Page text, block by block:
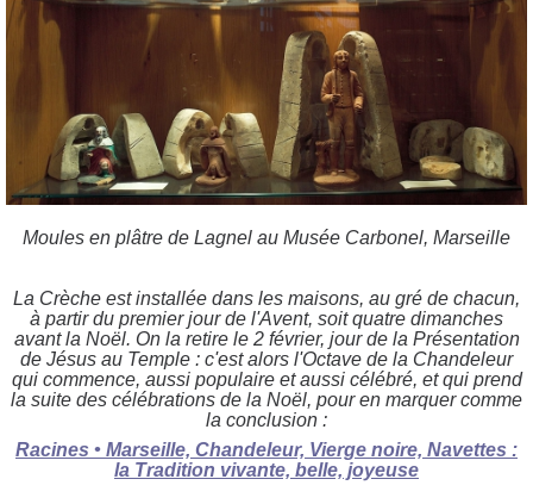
Moules en plâtre de Lagnel au Musée Carbonel, Marseille
La Crèche est installée dans les maisons, au gré de chacun,
à partir du premier jour de l'Avent, soit quatre dimanches
avant la Noël. On la retire le 2 février, jour de la Présentation
de Jésus au Temple : c'est alors l'Octave de la Chandeleur
qui commence, aussi populaire et aussi célébré, et qui prend
la suite des célébrations de la Noël, pour en marquer comme
la conclusion :
Racines • Marseille, Chandeleur, Vierge noire, Navettes :
la Tradition vivante, belle, joyeuse